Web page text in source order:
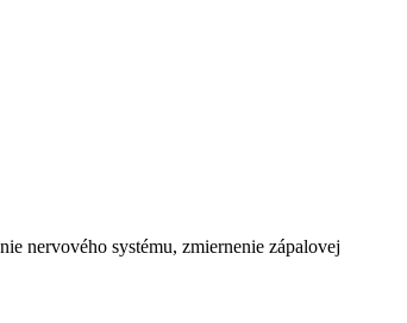
nervového systému, zmiernenie zápalovej